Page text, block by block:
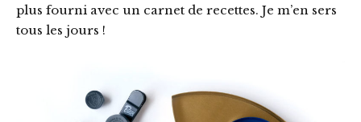
plus fourni avec un carnet de recettes. Je m’en sers
tous les jours !